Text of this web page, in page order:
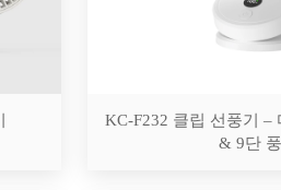
KC-F232 클립 선풍기 –
& 9단